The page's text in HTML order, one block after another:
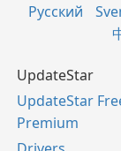
Русский
UpdateStar
UpdateStar
Premium